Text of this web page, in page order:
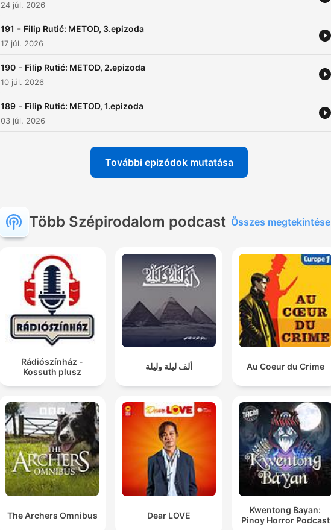
24 júl. 2026
191 - Filip Rutić: METOD, 3.epizoda
17 júl. 2026
190 - Filip Rutić: METOD, 2.epizoda
10 júl. 2026
189 - Filip Rutić: METOD, 1.epizoda
03 júl. 2026
További epizódok mutatása
Több Szépirodalom podcast Összes megtekintése
Rádiószínház -
Kossuth plusz
ألف ليلة وليلة Au Coeur du Crime
The Archers Omnibus Dear LOVE
Kwentong Bayan:
Pinoy Horror Podcast